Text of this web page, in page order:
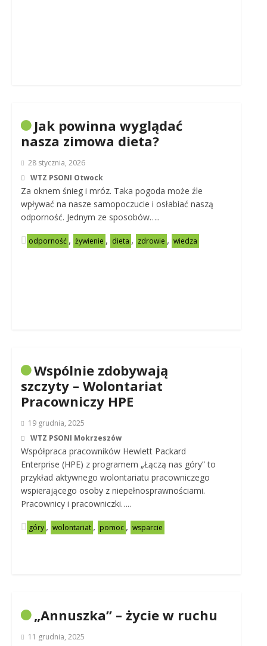
Jak powinna wyglądać
nasza zimowa dieta?
28 stycznia, 2026
WTZ PSONI Otwock
Za oknem śnieg i mróz. Taka pogoda może źle
wpływać na nasze samopoczucie i osłabiać naszą
odporność. Jednym ze sposobów…..
odporność , żywienie , dieta , zdrowie , wiedza
Wspólnie zdobywają
szczyty – Wolontariat
Pracowniczy HPE
19 grudnia, 2025
WTZ PSONI Mokrzeszów
Współpraca pracowników Hewlett Packard
Enterprise (HPE) z programem „Łączą nas góry” to
przykład aktywnego wolontariatu pracowniczego
wspierającego osoby z niepełnosprawnościami.
Pracownicy i pracowniczki…..
góry , wolontariat , pomoc , wsparcie
„Annuszka” – życie w ruchu
11 grudnia, 2025